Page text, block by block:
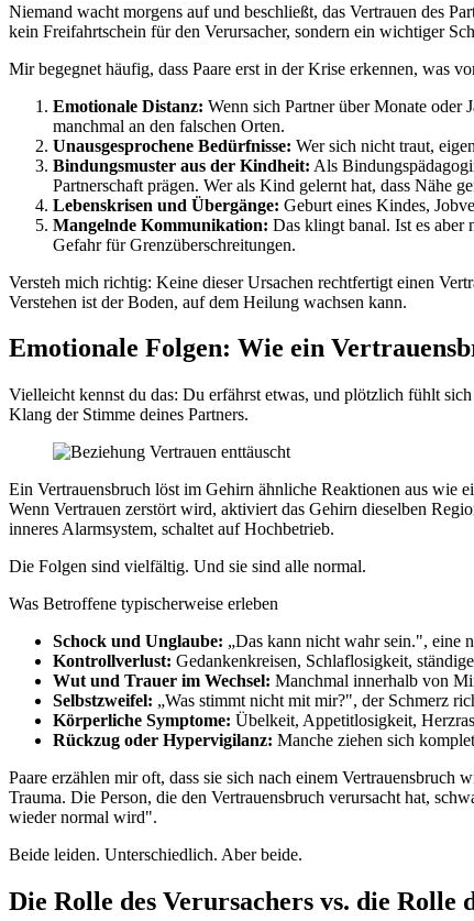
Niemand wacht morgens auf und beschließt, das Vertrauen des
kein Freifahrtschein für den Verursacher, sondern ein wichtiger
Mir begegnet häufig, dass Paare erst in der Krise erkennen, was
Emotionale Distanz: Wenn sich Partner über Monate oder
manchmal an den falschen Orten.
Unausgesprochene Bedürfnisse: Wer sich nicht traut,
Bindungsmuster aus der Kindheit: Als
Partnerschaft prägen. Wer als Kind gelernt hat, dass Nähe
Lebenskrisen und Übergänge: Geburt eines Kindes,
Mangelnde Kommunikation: Das klingt banal. Ist es aber
Gefahr für Grenzüberschreitungen.
Versteh mich richtig: Keine dieser Ursachen rechtfertigt einen
Verstehen ist der Boden, auf dem Heilung wachsen kann.
Emotionale Folgen: Wie ein
Vielleicht kennst du das: Du erfährst etwas, und plötzlich fühlt
Klang der Stimme deines Partners.
Ein Vertrauensbruch löst im Gehirn ähnliche Reaktionen aus wie
Wenn Vertrauen zerstört wird, aktiviert das Gehirn dieselben
inneres Alarmsystem, schaltet auf Hochbetrieb.
Die Folgen sind vielfältig. Und sie sind alle normal.
Was Betroffene typischerweise erleben
Schock und Unglaube: „Das kann nicht wahr sein.", eine
Kontrollverlust: Gedankenkreisen, Schlaflosigkeit,
Wut und Trauer im Wechsel: Manchmal innerhalb von
Selbstzweifel: „Was stimmt nicht mit mir?", der Schmerz
Körperliche Symptome: Übelkeit, Appetitlosigkeit,
Rückzug oder Hypervigilanz: Manche ziehen sich
Paare erzählen mir oft, dass sie sich nach einem
Trauma. Die Person, die den Vertrauensbruch verursacht hat,
wieder normal wird".
Beide leiden. Unterschiedlich. Aber beide.
Die Rolle des Verursachers vs. die Rolle